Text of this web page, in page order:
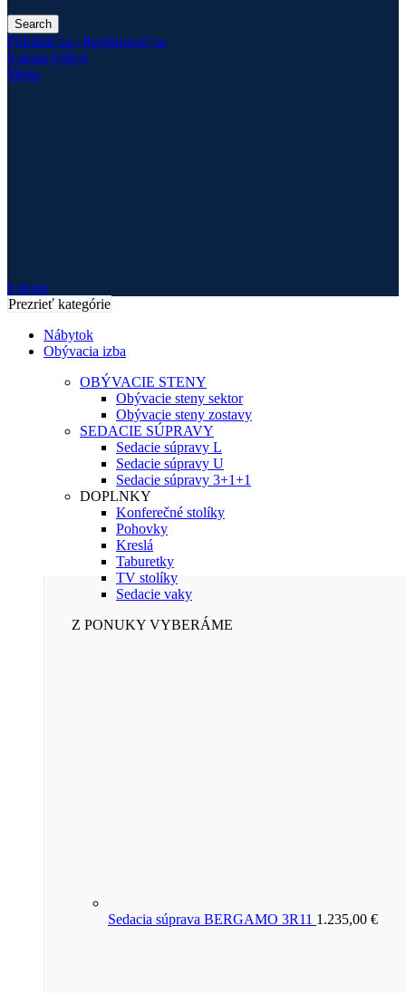
Search
Prihlásiť sa / Registrovať sa
0 items 0,00 €
Menu
0 items
Prezrieť kategórie
Nábytok
Obývacia izba
OBÝVACIE STENY
Obývacie steny sektor
Obývacie steny zostavy
SEDACIE SÚPRAVY
Sedacie súpravy L
Sedacie súpravy U
Sedacie súpravy 3+1+1
DOPLNKY
Konferečné stolíky
Pohovky
Kreslá
Taburetky
TV stolíky
Sedacie vaky
Z PONUKY VYBERÁME
Sedacia súprava BERGAMO 3R11 1.235,00 €